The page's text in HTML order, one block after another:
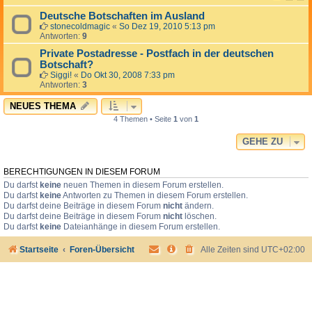
Deutsche Botschaften im Ausland
stonecoldmagic « So Dez 19, 2010 5:13 pm
Antworten: 9
Private Postadresse - Postfach in der deutschen
Botschaft?
Siggi! « Do Okt 30, 2008 7:33 pm
Antworten: 3
NEUES THEMA
4 Themen • Seite 1 von 1
GEHE ZU
BERECHTIGUNGEN IN DIESEM FORUM
Du darfst keine neuen Themen in diesem Forum erstellen.
Du darfst keineAntworten zu Themen in diesem Forum erstellen.
Du darfst deine Beiträge in diesem Forum nicht ändern.
Du darfst deine Beiträge in diesem Forum nicht löschen.
Du darfst keine Dateianhänge in diesem Forum erstellen.
Startseite Foren-Übersicht Alle Zeiten sind UTC+02:00